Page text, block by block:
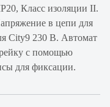
Класс изоляции II.
в цепи для
City9 230 В. Автомат
с помощью
для фиксации.